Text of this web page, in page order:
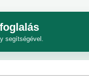
segítségével.